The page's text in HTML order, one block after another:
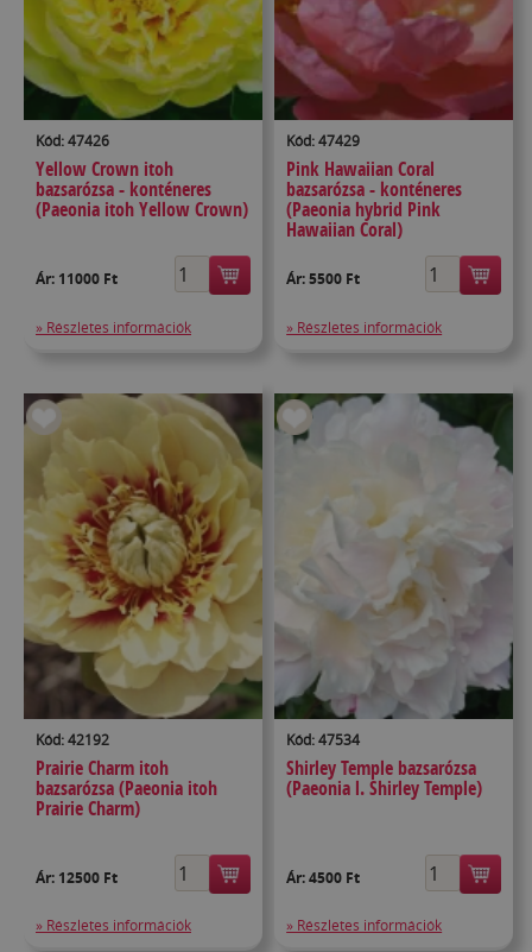
Kód: 47426
Yellow Crown itoh
bazsarózsa - konténeres
(Paeonia itoh Yellow Crown)
Ár: 11000 Ft
» Részletes információk
Kód: 47429
Pink Hawaiian Coral
bazsarózsa - konténeres
(Paeonia hybrid Pink
Hawaiian Coral)
Ár:5500 Ft
» Részletes információk
Kód: 42192
Prairie Charm itoh
bazsarózsa (Paeonia itoh
Prairie Charm)
Ár: 12500 Ft
» Részletes információk
Kód: 47534
Shirley Temple bazsarózsa
(Paeonia l. Shirley Temple)
Ár:4500 Ft
» Részletes információk